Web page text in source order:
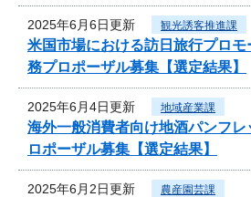
2025年6月6日更新 観光誘客推進課
米国市場における訪日旅行プロ
務プロポーザル募集【選定結果】
2025年6月4日更新 地域産業課
海外一般消費者向け地酒パンフ
ロポーザル募集【選定結果】
2025年6月2日更新 農産園芸課